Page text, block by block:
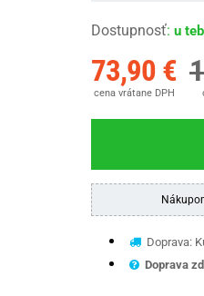
Dostupnosť: u
73,90 €
cena vrátane DPH
Doprava:
Doprava